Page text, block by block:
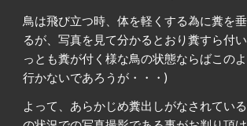
鳥は飛び立つ時、体を軽くする為に糞を
るが、写真を見て分かるとおり糞すら付
っとも糞が付く様な鳥の状態ならばこの
行かないであろうが・・・)
よって、あらかじめ糞出しがなされてい